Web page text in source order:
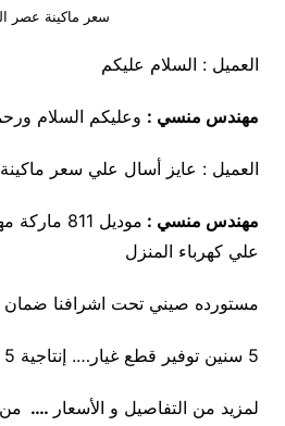
سعر ماكينة عصر
العميل : السلام عليكم
مهندس منسي : وعليكم السلام
العميل : عايز أسال علي سعر
مهندس منسي :
موديل
علي كهرباء المنزل
مستورده صيني تحت اشرافنا
5 سنين توفير قطع غيار…. إنتاجية 5 كيلو بالساعه
لمزيد من التفاصيل و الأسعار ….